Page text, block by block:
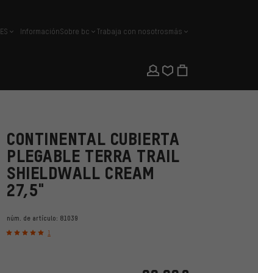
español
ES InformaciónSobre bc Trabaja con nosotrosmás
CONTINENTAL CUBIERTA
PLEGABLE TERRA TRAIL
SHIELDWALL CREAM
27,5"
núm. de artículo: 81039
1